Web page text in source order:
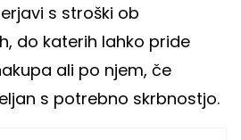
s stroški ob
do katerih lahko pride
ali po njem, če
s potrebno skrbnostjo.